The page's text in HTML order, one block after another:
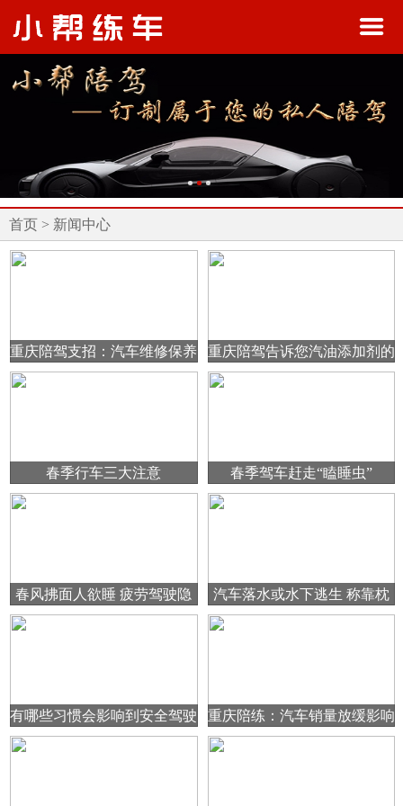
首页 > 新闻中心
重庆陪驾支招：汽车维修保养
需要去4S店吗
重庆陪驾告诉您汽油添加剂的
作用原理
春季行车三大注意 春季驾车赶走“瞌睡虫”
春风拂面人欲睡 疲劳驾驶隐
患多
汽车落水或水下逃生 称靠枕
破窗不可靠
有哪些习惯会影响到安全驾驶
重庆陪练：汽车销量放缓影响
了车企与经销商的关系